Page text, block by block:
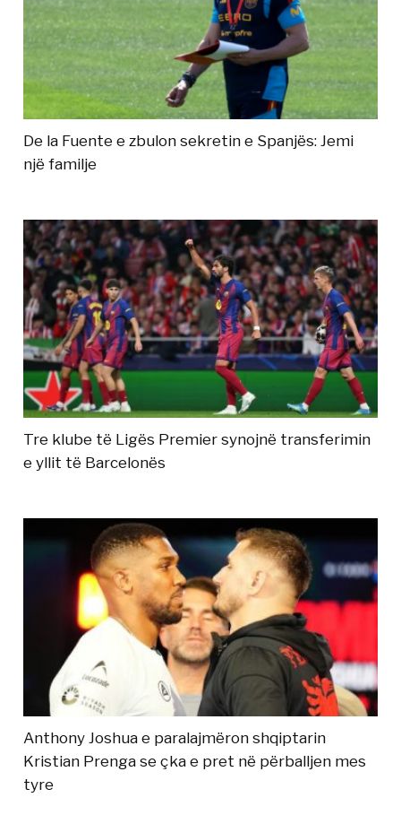
De la Fuente e zbulon sekretin e Spanjës: Jemi
një familje
Tre klube të Ligës Premier synojnë transferimin
e yllit të Barcelonës
Anthony Joshua e paralajmëron shqiptarin
Kristian Prenga se çka e pret në përballjen mes
tyre